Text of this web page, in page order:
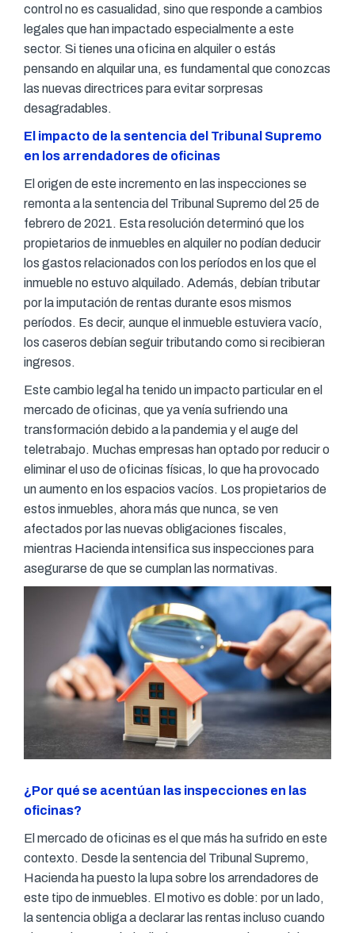
control no es casualidad, sino que responde a cambios
legales que han impactado especialmente a este
sector. Si tienes una oficina en alquiler o estás
pensando en alquilar una, es fundamental que conozcas
las nuevas directrices para evitar sorpresas
desagradables.
El impacto de la sentencia del Tribunal Supremo
en los arrendadores de oficinas
El origen de este incremento en las inspecciones se
remonta a la sentencia del Tribunal Supremo del 25 de
febrero de 2021. Esta resolución determinó que los
propietarios de inmuebles en alquiler no podían deducir
los gastos relacionados con los períodos en los que el
inmueble no estuvo alquilado. Además, debían tributar
por la imputación de rentas durante esos mismos
períodos. Es decir, aunque el inmueble estuviera vacío,
los caseros debían seguir tributando como si recibieran
ingresos.
Este cambio legal ha tenido un impacto particular en el
mercado de oficinas, que ya venía sufriendo una
transformación debido a la pandemia y el auge del
teletrabajo. Muchas empresas han optado por reducir o
eliminar el uso de oficinas físicas, lo que ha provocado
un aumento en los espacios vacíos. Los propietarios de
estos inmuebles, ahora más que nunca, se ven
afectados por las nuevas obligaciones fiscales,
mientras Hacienda intensifica sus inspecciones para
asegurarse de que se cumplan las normativas.
¿Por qué se acentúan las inspecciones en las
oficinas?
El mercado de oficinas es el que más ha sufrido en este
contexto. Desde la sentencia del Tribunal Supremo,
Hacienda ha puesto la lupa sobre los arrendadores de
este tipo de inmuebles. El motivo es doble: por un lado,
la sentencia obliga a declarar las rentas incluso cuando